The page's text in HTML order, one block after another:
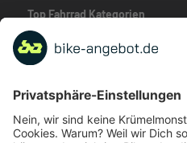
Top Fahrrad Kategorien
Beliebte Fahrrad-Kategorien
Marken-Highlights